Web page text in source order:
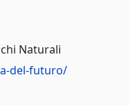
Naturali
del-futuro/